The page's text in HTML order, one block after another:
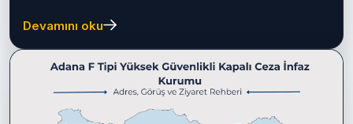
Devamını oku